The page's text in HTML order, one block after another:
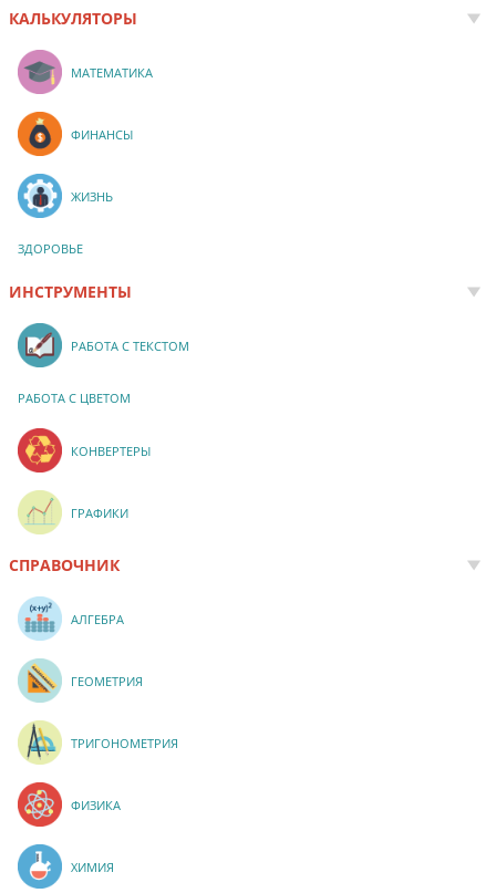
КАЛЬКУЛЯТОРЫ
МАТЕМАТИКА
ФИНАНСЫ
ЖИЗНЬ
ЗДОРОВЬЕ
ИНСТРУМЕНТЫ
РАБОТА С ТЕКСТОМ
РАБОТА С ЦВЕТОМ
КОНВЕРТЕРЫ
ГРАФИКИ
СПРАВОЧНИК
АЛГЕБРА
ГЕОМЕТРИЯ
ТРИГОНОМЕТРИЯ
ФИЗИКА
ХИМИЯ